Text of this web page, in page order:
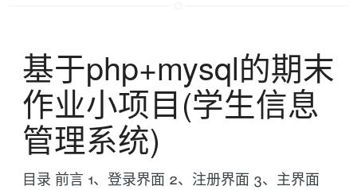
基于php+mysql的期末
作业小项目(学生信息
管理系统)
目录 前言 1、登录界面 2、注册界面 3、主界面